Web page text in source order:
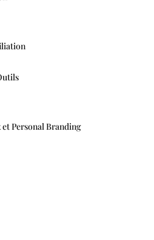
et Personal Branding